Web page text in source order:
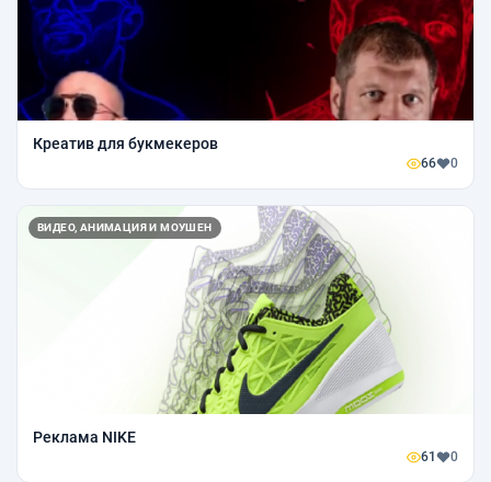
Креатив для букмекеров
66 0
ВИДЕО, АНИМАЦИЯ И МОУШЕН
Реклама NIKE
61 0